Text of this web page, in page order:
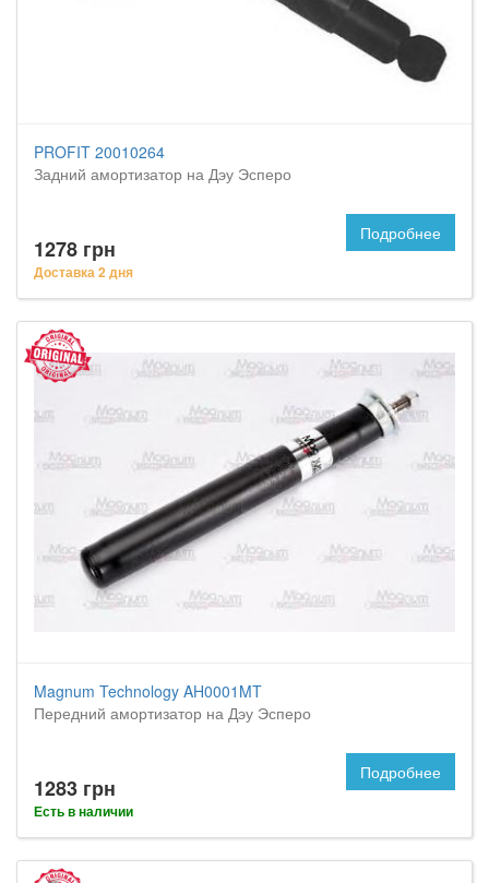
PROFIT 20010264
Задний амортизатор на Дэу Эсперо
1278 грн
Доставка 2 дня
Подробнее
Magnum Technology AH0001MT
Передний амортизатор на Дэу Эсперо
1283 грн
Есть в наличии
Подробнее